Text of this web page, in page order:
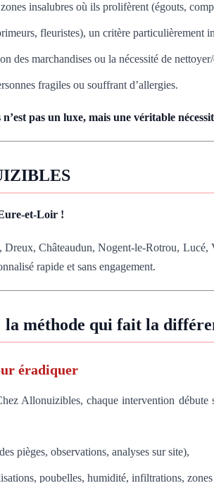
insalubres où ils prolifèrent (égouts,
fleuristes), un critère particulièrement
des marchandises ou la nécessité de
fragiles ou souffrant d’allergies.
pas un luxe, mais une véritable
et-Loir !
Châteaudun, Nogent-le-Rotrou,
rapide et sans engagement.
méthode qui fait la
éradiquer
Allonuizibles, chaque intervention débute
pièges, observations, analyses sur site),
poubelles, humidité, infiltrations,